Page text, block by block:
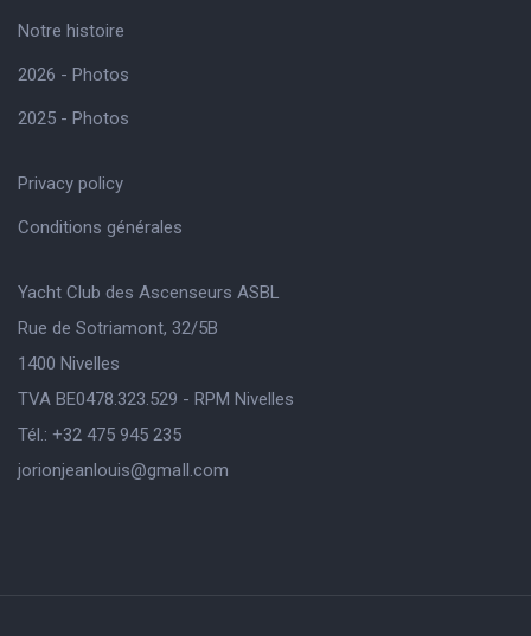
Notre histoire
2026 - Photos
2025 - Photos
Privacy policy
Conditions générales
Yacht Club des Ascenseurs ASBL
Rue de Sotriamont, 32/5B
1400 Nivelles
TVA BE0478.323.529 - RPM Nivelles
Tél.: +32 475 945 235
jorionjeanlouis@gmaIl.com